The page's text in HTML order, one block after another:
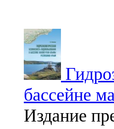
бассейне
Издание